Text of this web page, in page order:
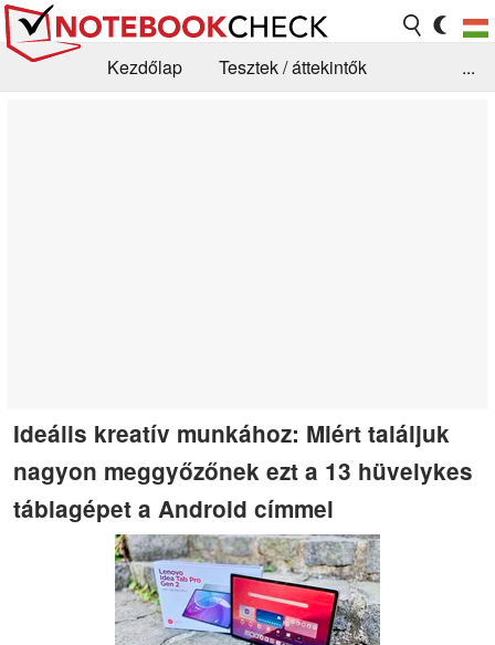
Kezdőlap
Tesztek / áttekintők
...
Ideális kreatív munkához: Miért találjuk
nagyon meggyőzőnek ezt a 13 hüvelykes
táblagépet a Android címmel